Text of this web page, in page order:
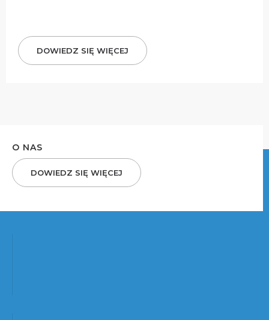
DOWIEDZ SIĘ WIĘCEJ
O NAS
DOWIEDZ SIĘ WIĘCEJ